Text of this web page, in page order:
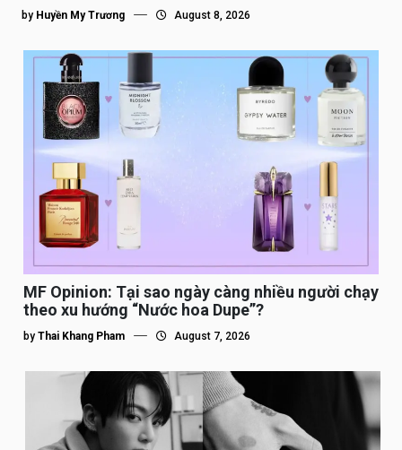
by Huyền My Trương August 8, 2026
MF Opinion: Tại sao ngày càng nhiều người chạy
theo xu hướng “Nước hoa Dupe”?
by Thai Khang Pham August 7, 2026